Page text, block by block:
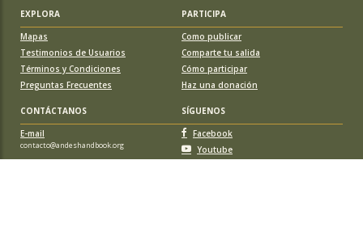
EXPLORA
PARTICIPA
Mapas
Testimonios de Usuarios
Términos y Condiciones
Preguntas Frecuentes
Como publicar
Comparte tu salida
Cómo participar
Haz una donación
CONTÁCTANOS
SÍGUENOS
E-mail
contacto@andeshandbook.org
Facebook
Youtube